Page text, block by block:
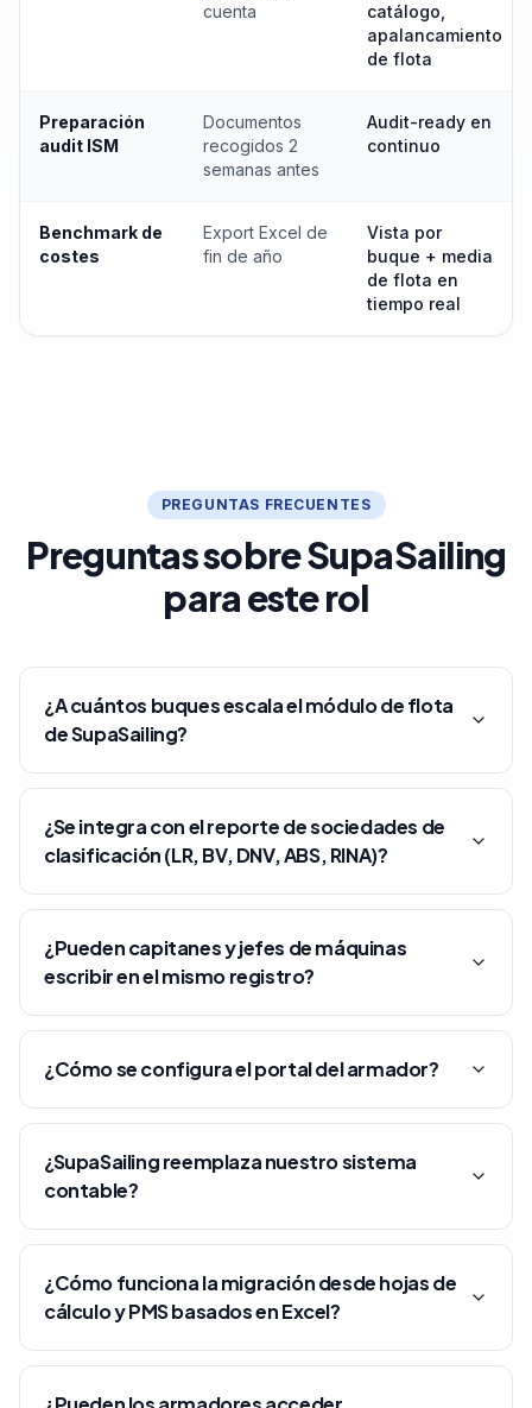
cuenta
catálogo,
apalancamiento
de flota
Preparación
audit ISM
Documentos
recogidos 2
semanas antes
Audit-ready en
continuo
Benchmark de
costes
Export Excel de
fin de año
Vista por
buque + media
de flota en
tiempo real
PREGUNTAS FRECUENTES
Preguntas sobre SupaSailing
para este rol
¿A cuántos buques escala el módulo de flota
de SupaSailing?
¿Se integra con el reporte de sociedades de
clasificación (LR, BV, DNV, ABS, RINA)?
¿Pueden capitanes y jefes de máquinas
escribir en el mismo registro?
¿Cómo se configura el portal del armador?
¿SupaSailing reemplaza nuestro sistema
contable?
¿Cómo funciona la migración desde hojas de
cálculo y PMS basados en Excel?